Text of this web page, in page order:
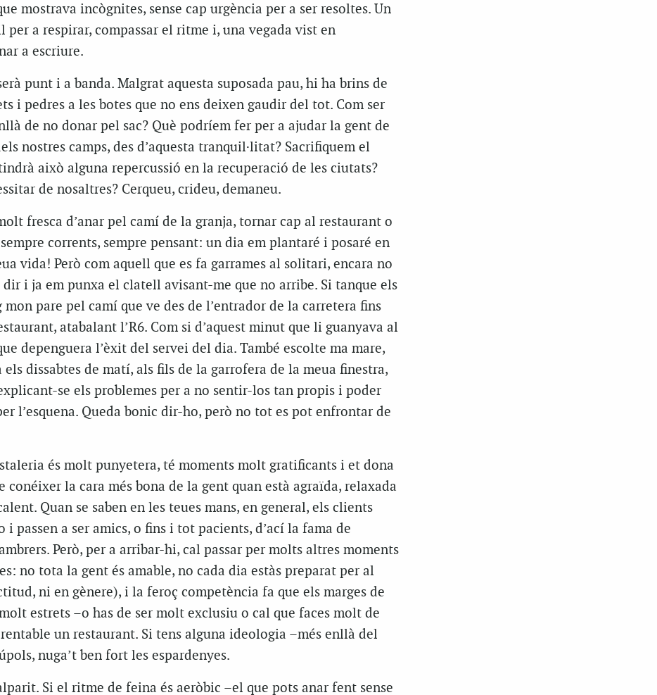
mostrava incògnites, sense cap urgència per a ser resoltes. Un
a respirar, compassar el ritme i, una vegada vist en
a escriure.
punt i a banda. Malgrat aquesta suposada pau, hi ha brins de
i pedres a les botes que no ens deixen gaudir del tot. Com ser
de no donar pel sac? Què podríem fer per a ajudar la gent de
nostres camps, des d’aquesta tranquil·litat? Sacrifiquem el
això alguna repercussió en la recuperació de les ciutats?
de nosaltres? Cerqueu, crideu, demaneu.
fresca d’anar pel camí de la granja, tornar cap al restaurant o
corrents, sempre pensant: un dia em plantaré i posaré en
vida! Però com aquell que es fa garrames al solitari, encara no
dir i ja em punxa el clatell avisant-me que no arribe. Si tanque els
mon pare pel camí que ve des de l’entrador de la carretera fins
atabalant l’R6. Com si d’aquest minut que li guanyava al
depenguera l’èxit del servei del dia. També escolte ma mare,
dissabtes de matí, als fils de la garrofera de la meua finestra,
se els problemes per a no sentir-los tan propis i poder
l’esquena. Queda bonic dir-ho, però no tot es pot enfrontar de
és molt punyetera, té moments molt gratificants i et dona
la cara més bona de la gent quan està agraïda, relaxada
Quan se saben en les teues mans, en general, els clients
i passen a ser amics, o fins i tot pacients, d’ací la fama de
Però, per a arribar-hi, cal passar per molts altres moments
no tota la gent és amable, no cada dia estàs preparat per al
ni en gènere), i la feroç competència fa que els marges de
estrets –o has de ser molt exclusiu o cal que faces molt de
un restaurant. Si tens alguna ideologia –més enllà del
nuga’t ben fort les espardenyes.
Si el ritme de feina és aeròbic –el que pots anar fent sense